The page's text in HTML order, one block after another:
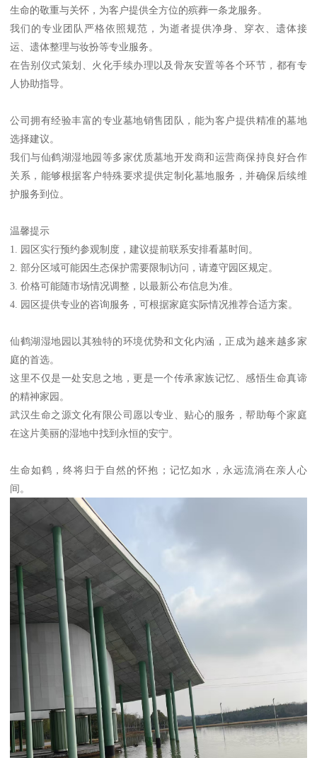
生命的敬重与关怀，为客户提供全方位的殡葬一条龙服务。
我们的专业团队严格依照规范，为逝者提供净身、穿衣、遗体接
运、遗体整理与妆扮等专业服务。
在告别仪式策划、火化手续办理以及骨灰安置等各个环节，都有专
人协助指导。
公司拥有经验丰富的专业墓地销售团队，能为客户提供精准的墓地
选择建议。
我们与仙鹤湖湿地园等多家优质墓地开发商和运营商保持良好合作
关系，能够根据客户特殊要求提供定制化墓地服务，并确保后续维
护服务到位。
温馨提示
1. 园区实行预约参观制度，建议提前联系安排看墓时间。
2. 部分区域可能因生态保护需要限制访问，请遵守园区规定。
3. 价格可能随市场情况调整，以最新公布信息为准。
4. 园区提供专业的咨询服务，可根据家庭实际情况推荐合适方案。
仙鹤湖湿地园以其独特的环境优势和文化内涵，正成为越来越多家
庭的首选。
这里不仅是一处安息之地，更是一个传承家族记忆、感悟生命真谛
的精神家园。
武汉生命之源文化有限公司愿以专业、贴心的服务，帮助每个家庭
在这片美丽的湿地中找到永恒的安宁。
生命如鹤，终将归于自然的怀抱；记忆如水，永远流淌在亲人心
间。